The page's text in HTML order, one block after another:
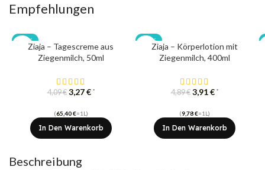
Empfehlungen
-20%
Ziaja – Tagescreme aus
Ziegenmilch, 50ml
4,09€ 3,27€ *
(65,40€=1L)
In Den Warenkorb
-20%
Ziaja – Körperlotion mit
Ziegenmilch, 400ml
4,89€ 3,91€ *
(9,78€=1L)
In Den Warenkorb
Beschreibung